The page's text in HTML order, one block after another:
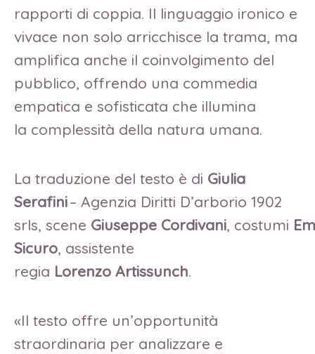
rapporti di coppia. Il linguaggio ironico e
vivace non solo arricchisce la trama, ma
amplifica anche il coinvolgimento del
pubblico, offrendo una commedia
empatica e sofisticata che illumina
la complessità della natura umana.
La traduzione del testo è di Giulia
Serafini– Agenzia Diritti D’arborio 1902
srls, scene Giuseppe Cordivani, costumi
Sicuro, assistente
regia Lorenzo Artissunch.
«Il testo offre un’opportunità
straordinaria per analizzare e